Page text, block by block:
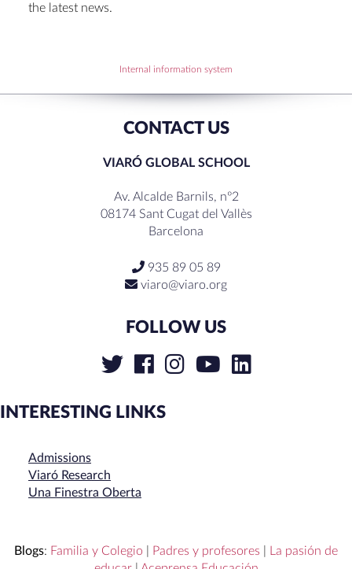
RECENT COMMENTS
the latest news.
Internal information system
CONTACT US
VIARÓ GLOBAL SCHOOL
Av. Alcalde Barnils, nº2
08174 Sant Cugat del Vallès
Barcelona
935 89 05 89
viaro@viaro.org
FOLLOW US
INTERESTING LINKS
Admissions
Viaró Research
Una Finestra Oberta
Blogs: Familia y Colegio Padres y profesores
La pasión de